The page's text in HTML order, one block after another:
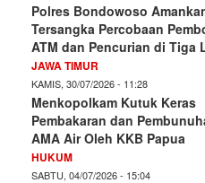
Polres Bondowoso
Tersangka Percobaan
ATM dan Pencurian di Tiga
JAWA TIMUR
KAMIS, 30/07/2026 - 11:28
Menkopolkam Kutuk Keras
Pembakaran dan
AMA Air Oleh KKB Papua
HUKUM
SABTU, 04/07/2026 - 15:04